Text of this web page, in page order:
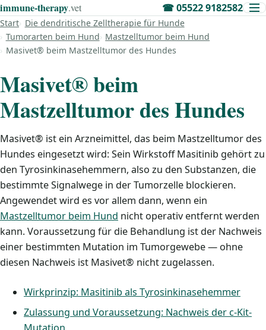
immune‑therapy.vet ☎05522 9182582
Start Die dendritische Zelltherapie für Hunde
Tumorarten beim Hund Mastzelltumor beim Hund
Masivet® beim Mastzelltumor des Hundes
Masivet® beim
Mastzelltumor des Hundes
Masivet® ist ein Arzneimittel, das beim Mastzelltumor des
Hundes eingesetzt wird: Sein Wirkstoff Masitinib gehört zu
den Tyrosinkinasehemmern, also zu den Substanzen, die
bestimmte Signalwege in der Tumorzelle blockieren.
Angewendet wird es vor allem dann, wenn ein
Mastzelltumor beim Hund nicht operativ entfernt werden
kann. Voraussetzung für die Behandlung ist der Nachweis
einer bestimmten Mutation im Tumorgewebe — ohne
diesen Nachweis ist Masivet® nicht zugelassen.
Wirkprinzip: Masitinib als Tyrosinkinasehemmer
Zulassung und Voraussetzung: Nachweis der c-Kit-